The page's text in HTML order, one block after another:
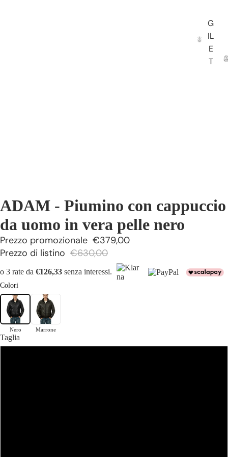
G
IL
E
T
ADAM - Piumino con cappuccio
da uomo in vera pelle nero
Prezzo promozionale €379,00
Prezzo di listino €630,00
o 3 rate da €126,33 senza interessi.
Colori
Nero Marrone
Taglia